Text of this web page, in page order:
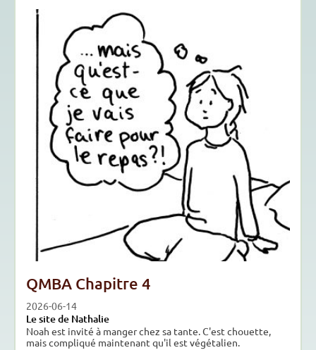
QMBA Chapitre 4
2026-06-14
Le site de Nathalie
Noah est invité à manger chez sa tante. C'est chouette,
mais compliqué maintenant qu'il est végétalien.